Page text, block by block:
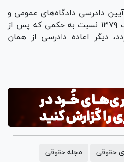
ماده ۴۴۰ قانون آیین دادرسی دادگاه‌های عمومی و
انقلاب در امور مدنی مصوب ۱۳۷۹ نسبت به حکمی که پس از
دیگر اعاده دادرسی از همان
حقوقی مجله حقوقی